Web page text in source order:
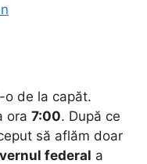
o de la capăt.
ora 7:00. După ce
să aflăm doar
federal a